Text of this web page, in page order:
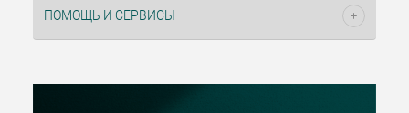
ПОМОЩЬ И СЕРВИСЫ